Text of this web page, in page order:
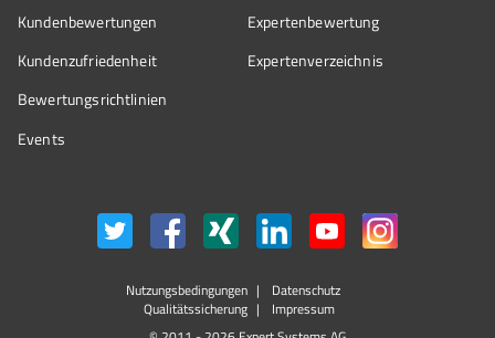
Kundenbewertungen
Kundenzufriedenheit
Bewertungs­richtlinien
Events
Expertenbewertung
Expertenverzeichnis
Nutzungsbedingungen
Datenschutz
Qualitätssicherung
Impressum